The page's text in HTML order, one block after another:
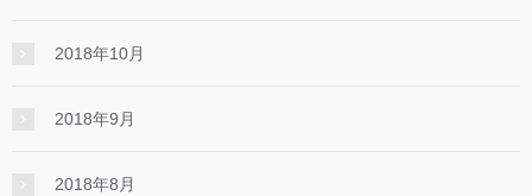
2018年10月
2018年9月
2018年8月